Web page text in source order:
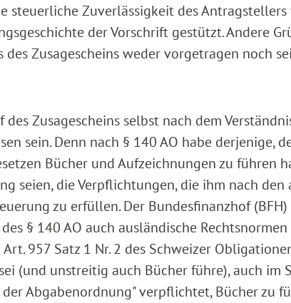
Zuverlässigkeit des Antragstellers
der Vorschrift gestützt. Andere
Zusagescheins weder vorgetragen noch
Zusagescheins selbst nach dem
sein. Denn nach § 140 AO habe derjenige,
Bücher und Aufzeichnungen zu führen
seien, die Verpflichtungen, die ihm nach den
zu erfüllen. Der Bundesfinanzhof
§ 140 AO auch ausländische
957 Satz 1 Nr. 2 des Schweizer
(und unstreitig auch Bücher führe), auch im
der Abgabenordnung" verpflichtet, Bücher zu